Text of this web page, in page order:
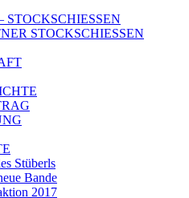
STOCKSCHIESSEN
Stüberls
Bande
2017